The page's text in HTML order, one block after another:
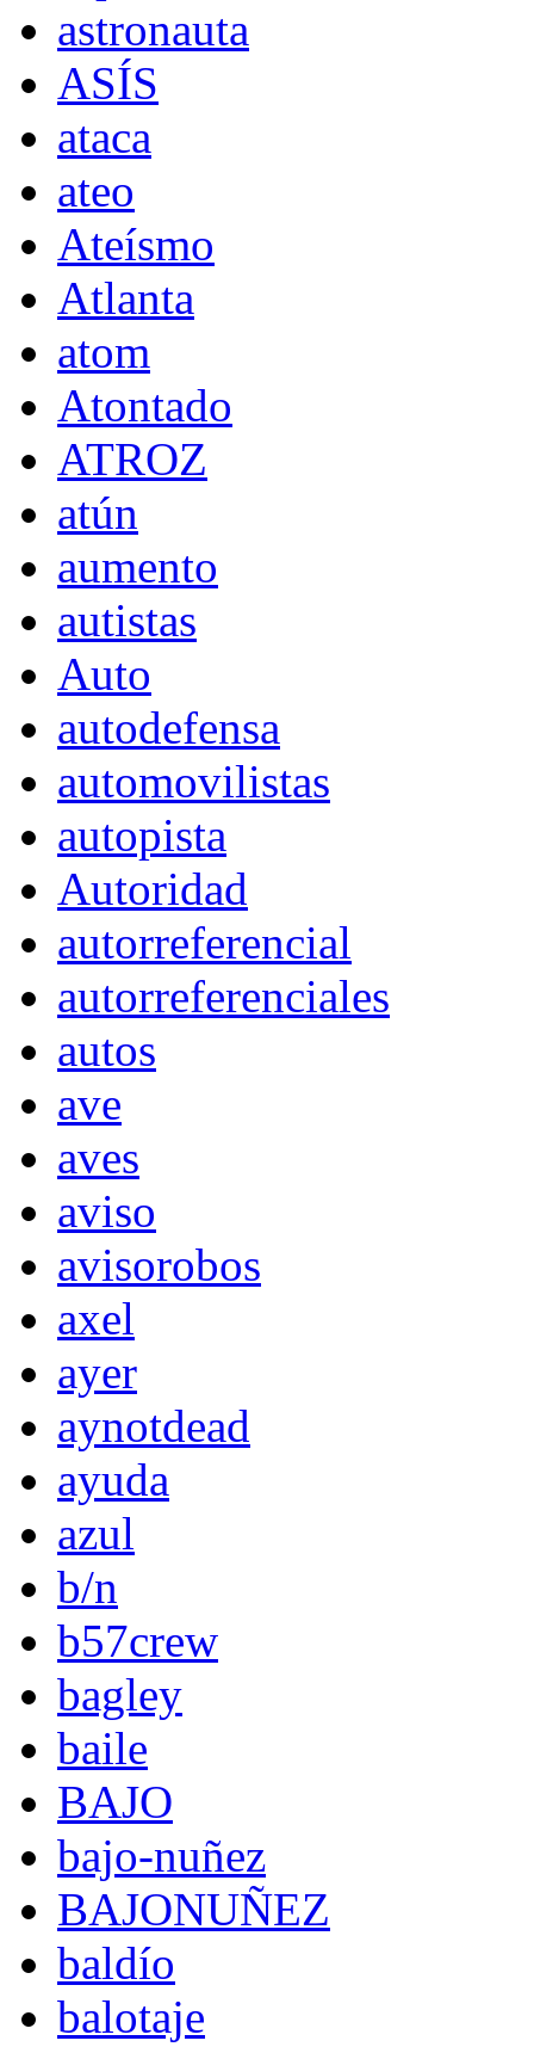
astronauta
ASÍS
ataca
ateo
Ateísmo
Atlanta
atom
Atontado
ATROZ
atún
aumento
autistas
Auto
autodefensa
automovilistas
autopista
Autoridad
autorreferencial
autorreferenciales
autos
ave
aves
aviso
avisorobos
axel
ayer
aynotdead
ayuda
azul
b/n
b57crew
bagley
baile
BAJO
bajo-nuñez
BAJONUÑEZ
baldío
balotaje